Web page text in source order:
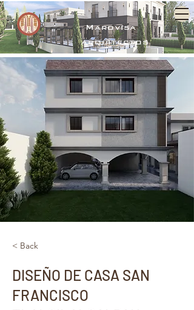
Marovisa
arquitectos
< Back
DISEÑO DE CASA SAN
FRANCISCO